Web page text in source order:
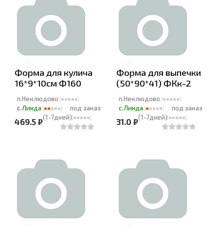
Форма для кулича
16*9*10см Ф160
п.Неклюдово
с.Линда
под заказ
(1-7дней)
469.5 ₽
Форма для выпечки
(50*90*41) ФКк-2
п.Неклюдово
с.Линда
под заказ
(1-7дней)
31.0 ₽